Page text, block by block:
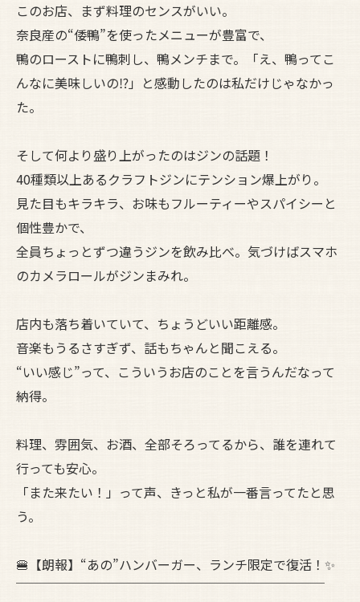
このお店、まず料理のセンスがいい。
奈良産の“倭鴨”を使ったメニューが豊富で、
鴨のローストに鴨刺し、鴨メンチまで。「え、鴨ってこ
んなに美味しいの⁉」と感動したのは私だけじゃなかっ
た。
そして何より盛り上がったのはジンの話題！
40種類以上あるクラフトジンにテンション爆上がり。
見た目もキラキラ、お味もフルーティーやスパイシーと
個性豊かで、
全員ちょっとずつ違うジンを飲み比べ。気づけばスマホ
のカメラロールがジンまみれ。
店内も落ち着いていて、ちょうどいい距離感。
音楽もうるさすぎず、話もちゃんと聞こえる。
“いい感じ”って、こういうお店のことを言うんだなって
納得。
料理、雰囲気、お酒、全部そろってるから、誰を連れて
行っても安心。
「また来たい！」って声、きっと私が一番言ってたと思
う。
🍔【朗報】“あの”ハンバーガー、ランチ限定で復活！✨
￣￣￣￣￣￣￣￣￣￣￣￣￣￣￣￣￣￣￣￣￣￣￣￣